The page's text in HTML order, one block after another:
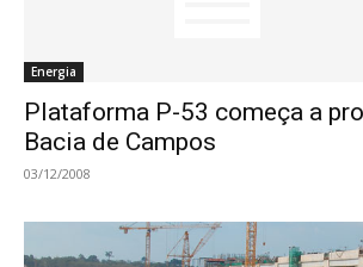
Energia
Plataforma P-53 começa a
Bacia de Campos
03/12/2008